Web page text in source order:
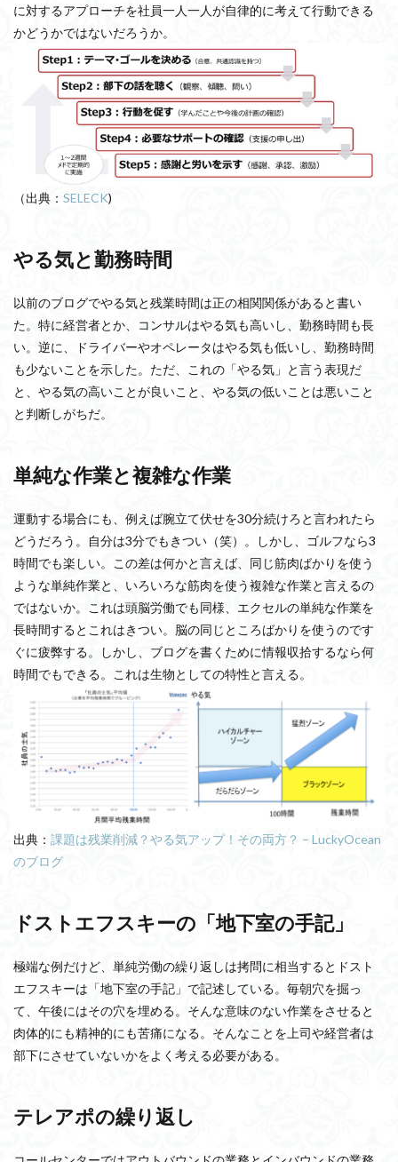
に対するアプローチを社員一人一人が自律的に考えて行動できる
かどうかではないだろうか。
（出典： SELECK)
やる気と勤務時間
以前のブログでやる気と残業時間は正の相関関係があると書い
た。特に経営者とか、コンサルはやる気も高いし、勤務時間も長
い。逆に、ドライバーやオペレータはやる気も低いし、勤務時間
も少ないことを示した。ただ、これの「やる気」と言う表現だ
と、やる気の高いことが良いこと、やる気の低いことは悪いこと
と判断しがちだ。
単純な作業と複雑な作業
運動する場合にも、例えば腕立て伏せを30分続けろと言われたら
どうだろう。自分は3分でもきつい（笑）。しかし、ゴルフなら3
時間でも楽しい。この差は何かと言えば、同じ筋肉ばかりを使う
ような単純作業と、いろいろな筋肉を使う複雑な作業と言えるの
ではないか。これは頭脳労働でも同様、エクセルの単純な作業を
長時間するとこれはきつい。脳の同じところばかりを使うのです
ぐに疲弊する。しかし、ブログを書くために情報収拾するなら何
時間でもできる。これは生物としての特性と言える。
出典： 課題は残業削減？やる気アップ！その両方？ – LuckyOcean
のブログ
ドストエフスキーの「地下室の手記」
極端な例だけど、単純労働の繰り返しは拷問に相当するとドスト
エフスキーは「地下室の手記」で記述している。毎朝穴を掘っ
て、午後にはその穴を埋める。そんな意味のない作業をさせると
肉体的にも精神的にも苦痛になる。そんなことを上司や経営者は
部下にさせていないかをよく考える必要がある。
テレアポの繰り返し